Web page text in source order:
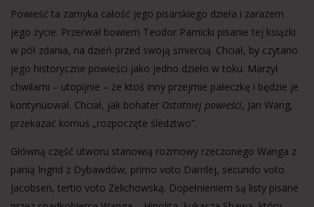
Powieść ta zamyka całość jego pisarskiego dzieła i zarazem
jego życie. Przerwał bowiem Teodor Parnicki pisanie tej książki
w pół zdania, na dzień przed swoją śmiercią. Chciał, by czytano
jego historyczne powieści jako jedno dzieło w toku. Marzył
chwilami – utopijnie – że ktoś inny przejmie pałeczkę i będzie je
kontynuował. Chciał, jak bohater Ostatniej powieści, Jan Wang,
przekazać komuś „rozpoczęte śledztwo”.
Główną część utworu stanowią rozmowy rzeczonego Wanga z
panią Ingrid z Dybawdów, primo voto Darnlej, secundo voto
Jacobsen, tertio voto Żelichowską. Dopełnieniem są listy pisane